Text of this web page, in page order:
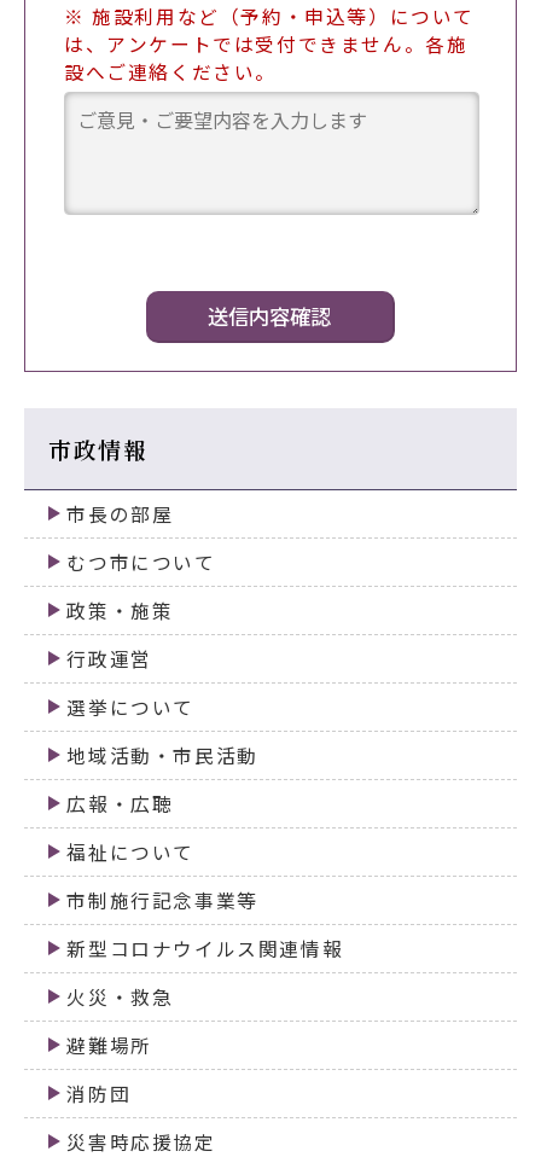
※ 施設利用など（予約・申込等）について
は、アンケートでは受付できません。各施
設へご連絡ください。
市政情報
市長の部屋
むつ市について
政策・施策
行政運営
選挙について
地域活動・市民活動
広報・広聴
福祉について
市制施行記念事業等
新型コロナウイルス関連情報
火災・救急
避難場所
消防団
災害時応援協定